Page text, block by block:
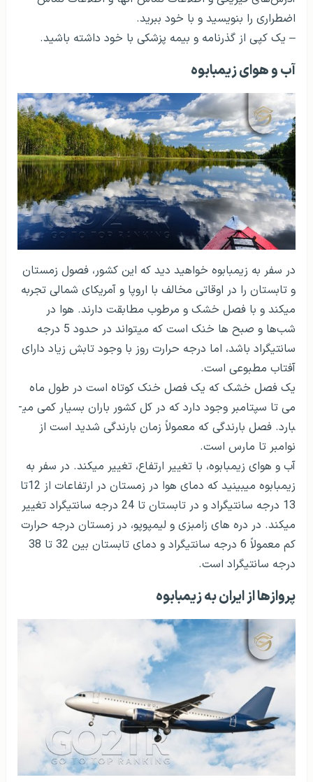
اضطراری را بنویسید و با خود ببرید.
– یک کپی از گذرنامه و بیمه پزشکی با خود داشته باشید.
آب و هوای زیمبابوه
در سفر به زیمبابوه خواهید دید که این کشور، فصول زمستان
و تابستان را در اوقاتی مخالف با اروپا و آمریکای شمالی تجربه
می­کند و با فصل خشک و مرطوب مطابقت دارند. هوا در
شب‌ها و صبح ها خنک است که می­تواند در حدود 5 درجه
سانتیگراد باشد، اما درجه حرارت روز با وجود تابش زیاد دارای
آفتاب مطبوعی است.
یک فصل خشک که یک فصل خنک کوتاه است در طول ماه
می تا سپتامبر وجود دارد که در کل کشور باران بسیار کمی می­
بارد. فصل بارندگی که معمولاً زمان بارندگی شدید است از
نوامبر تا مارس است.
آب و هوای زیمبابوه، با تغییر ارتفاع، تغییر می­کند. در سفر به
زیمبابوه می­بینید که دمای هوا در زمستان در ارتفاعات از 12تا
13 درجه سانتیگراد و در تابستان تا 24 درجه سانتیگراد تغییر
می­کند. در دره های زامبزی و لیمپوپو، در زمستان درجه حرارت
کم معمولاً 6 درجه سانتیگراد و دمای تابستان بین 32 تا 38
درجه سانتیگراد است.
پروازها از ایران به زیمبابوه